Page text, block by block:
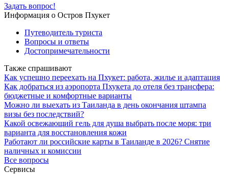
Задать вопрос!
Информация о Остров Пхукет
Путеводитель туриста
Вопросы и ответы
Достопримечательности
Также спрашивают
Как успешно переехать на Пхукет: работа, жилье и адаптация
Как добраться из аэропорта Пхукета до отеля без трансфера:
бюджетные и комфортные варианты
Можно ли выехать из Таиланда в день окончания штампа
визы без последствий?
Какой освежающий гель для душа выбрать после моря: три
варианта для восстановления кожи
Работают ли российские карты в Таиланде в 2026? Снятие
наличных и комиссии
Все вопросы
Сервисы